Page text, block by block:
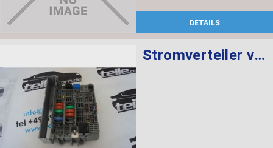
DETAILS
Stromverteiler vorne